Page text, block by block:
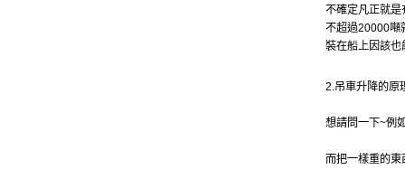
不確定凡正就
不超過20000噸
裝在船上因該也
2.吊車升降的原
想請問一下~例
而把一樣重的